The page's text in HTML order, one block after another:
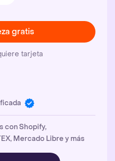
gratis
tarjeta
con Shopify,
Mercado Libre y más